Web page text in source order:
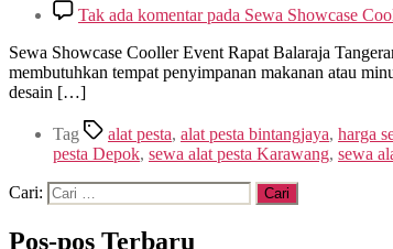
Tak ada komentarpada Sewa Showcase
Sewa Showcase Cooller Event Rapat Balaraja
membutuhkan tempat penyimpanan makanan atau
desain […]
Tag alat pesta, alat pesta bintangjaya, harga
pesta Depok, sewa alat pesta Karawang, sewa
Cari:
Pos-pos Terbaru